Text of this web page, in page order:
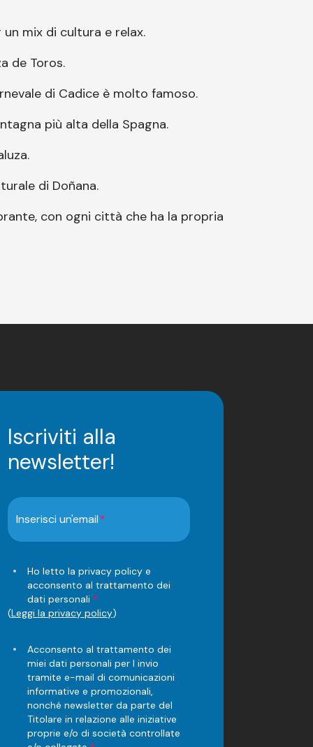
mix di cultura e relax.
de Toros.
di Cadice è molto famoso.
più alta della Spagna.
di Doñana.
con ogni città che ha la propria
Iscriviti alla
newsletter!
Inserisci un'email
Ho letto la privacy policy e
acconsento al trattamento dei
dati personali *
(Leggi la privacy policy)
Acconsento al trattamento dei
miei dati personali per l invio
tramite e-mail di comunicazioni
informative e promozionali,
nonché newsletter da parte del
Titolare in relazione alle iniziative
proprie e/o di società controllate